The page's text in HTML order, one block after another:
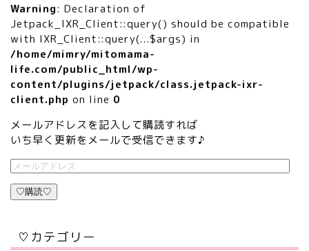
Warning: Declaration of
Jetpack_IXR_Client::query() should be compatible
with IXR_Client::query(...$args) in
/home/mimry/mitomama-
life.com/public_html/wp-
content/plugins/jetpack/class.jetpack-ixr-
client.php on line 0
メールアドレスを記入して購読すれば
いち早く更新をメールで受信できます♪
♡購読♡
♡カテゴリー